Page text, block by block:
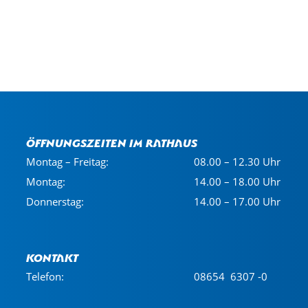
Öffnungszeiten im Rathaus
Montag – Freitag:
08.00 – 12.30 Uhr
Montag:
14.00 – 18.00 Uhr
Donnerstag:
14.00 – 17.00 Uhr
Kontakt
Telefon: 08654 6307 -0